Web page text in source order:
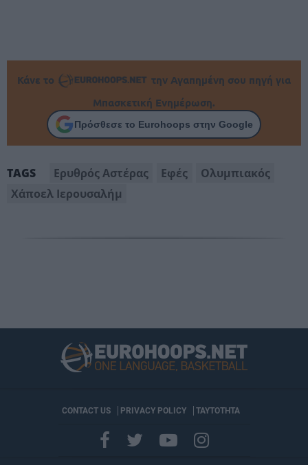
Κάνε το
την Αγαπημένη σου πηγή για
Μπασκετική Ενημέρωση.
Πρόσθεσε το Eurohoops στην Google
TAGS Ερυθρός Αστέρας Εφές
Ολυμπιακός
Χάποελ Ιερουσαλήμ
CONTACT US PRIVACY POLICY ΤΑΥΤΟΤΗΤΑ